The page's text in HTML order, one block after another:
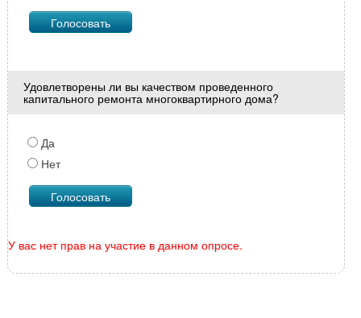
Удовлетворены ли вы качеством проведенного
капитального ремонта многоквартирного дома?
Да
Нет
У вас нет прав на участие в данном опросе.